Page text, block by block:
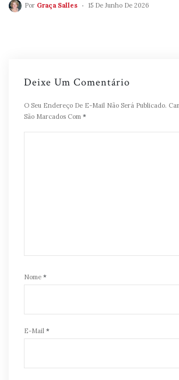
Por Graça Salles 15 De Junho De 2026
Deixe Um Comentário
O Seu Endereço De E-Mail Não Será Publicado.
São Marcados Com *
Nome *
E-Mail *